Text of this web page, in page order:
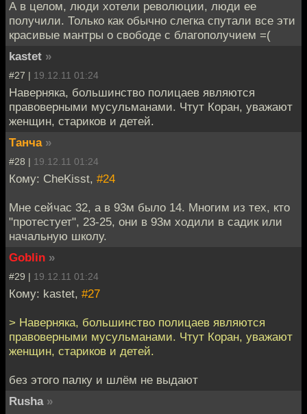
А в целом, люди хотели революции, люди ее
получили. Только как обычно слегка спутали все эти
красивые мантры о свободе с благополучием =(
kastet »
#27 | 19.12.11 01:24
Наверняка, большинство полицаев являются
правоверными мусульманами. Чтут Коран, уважают
женщин, стариков и детей.
Танча »
#28 | 19.12.11 01:24
Кому: CheKisst, #24
Мне сейчас 32, а в 93м было 14. Многим из тех, кто
"протестует", 23-25, они в 93м ходили в садик или
начальную школу.
Goblin »
#29 | 19.12.11 01:24
Кому: kastet, #27
> Наверняка, большинство полицаев являются
правоверными мусульманами. Чтут Коран, уважают
женщин, стариков и детей.
без этого палку и шлём не выдают
Rusha »